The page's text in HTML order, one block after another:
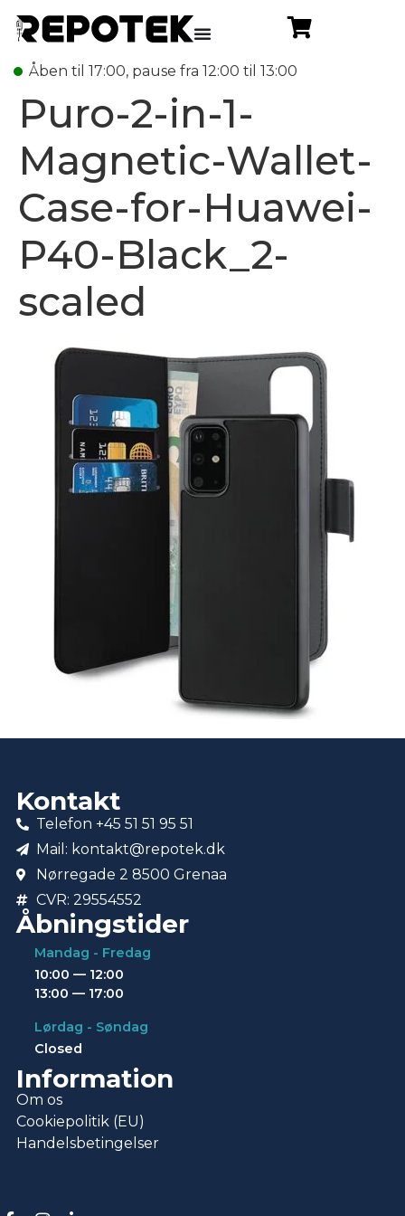
Åben til 17:00, pause fra 12:00 til 13:00
Puro-2-in-1-
Magnetic-Wallet-
Case-for-Huawei-
P40-Black_2-
scaled
Kontakt
Telefon +45 51 51 95 51
Mail: kontakt@repotek.dk
Nørregade 2 8500 Grenaa
CVR: 29554552
Åbningstider
Mandag - Fredag
10:00 — 12:00
13:00 — 17:00
Lørdag - Søndag
Closed
Information
Om os
Cookiepolitik (EU)
Handelsbetingelser